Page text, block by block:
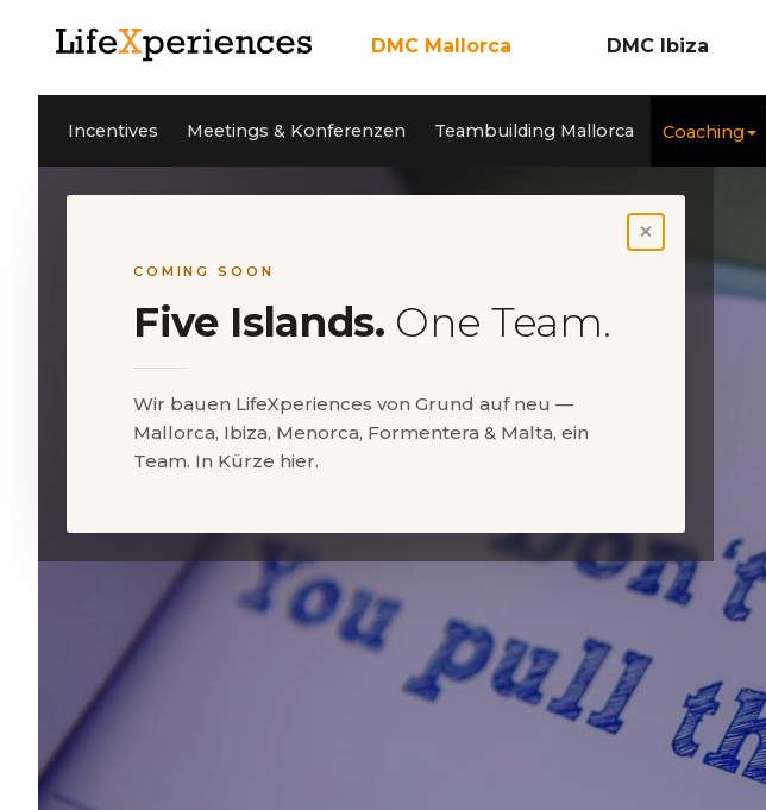
DMC Mallorca
Meetings & Konferenzen
Services
DMC Ibiza
Meetings &
Services
Aktivitäten Ibiza
Private Events
Unser Team
Referenzen
5* Google Reviews
Incentives Meetings & Konferenzen Teambuilding Mallorca Coaching
×
COMING SOON
Five Islands. One Team.
Wir bauen LifeXperiences von Grund auf neu —
Mallorca, Ibiza, Menorca, Formentera & Malta, ein
Team. In Kürze hier.